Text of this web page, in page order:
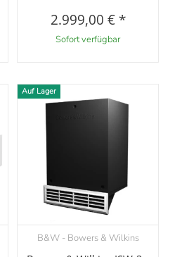
2.999,00 € *
Sofort verfügbar
Auf Lager
B&W - Bowers & Wilkins